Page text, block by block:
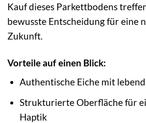
Kauf dieses Parkettbodens
bewusste Entscheidung für eine
Zukunft.
Vorteile auf einen Blick:
Authentische Eiche mit
Strukturierte Oberfläche für
Haptik